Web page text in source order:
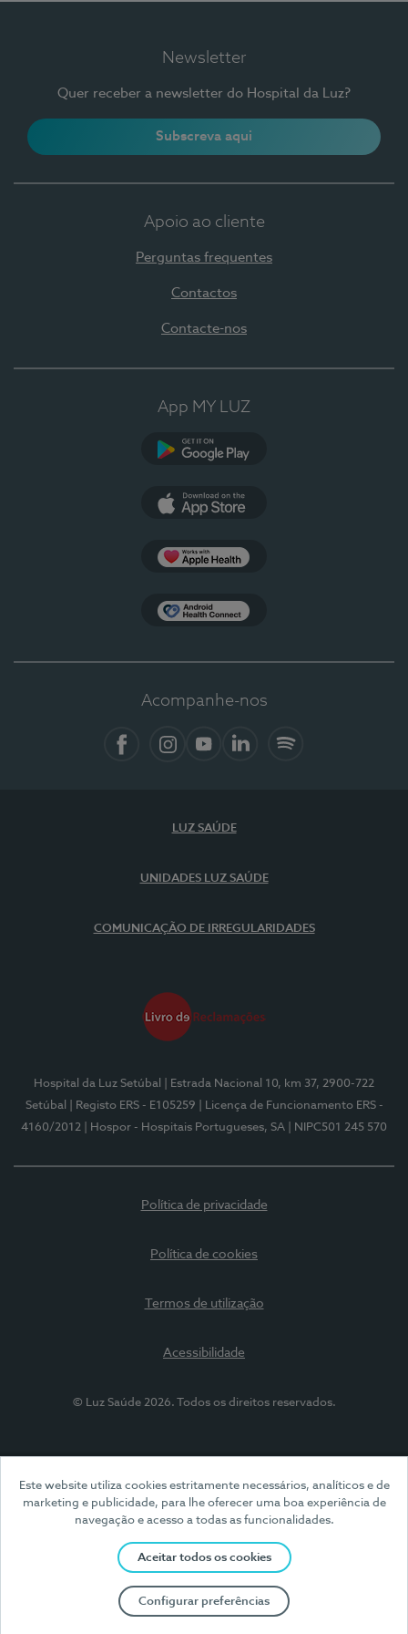
Este website utiliza cookies estritamente necessários, analíticos e de
marketing e publicidade, para lhe oferecer uma boa experiência de
navegação e acesso a todas as funcionalidades.
Aceitar todos os cookies
Configurar preferências
Newsletter
Quer receber a newsletter do Hospital da Luz?
Subscreva aqui
Apoio ao cliente
Perguntas frequentes
Contactos
Contacte-nos
App MY LUZ
Acompanhe-nos
LUZ SAÚDE
UNIDADES LUZ SAÚDE
COMUNICAÇÃO DE IRREGULARIDADES
Hospital da Luz Setúbal
| Estrada Nacional 10, km 37, 2900-722
Setúbal
| Registo ERS - E105259
| Licença de Funcionamento ERS -
4160/2012
| Hospor - Hospitais Portugueses, SA | NIPC501 245 570
Política de privacidade
Política de cookies
Termos de utilização
Acessibilidade
© Luz Saúde 2026. Todos os direitos reservados.